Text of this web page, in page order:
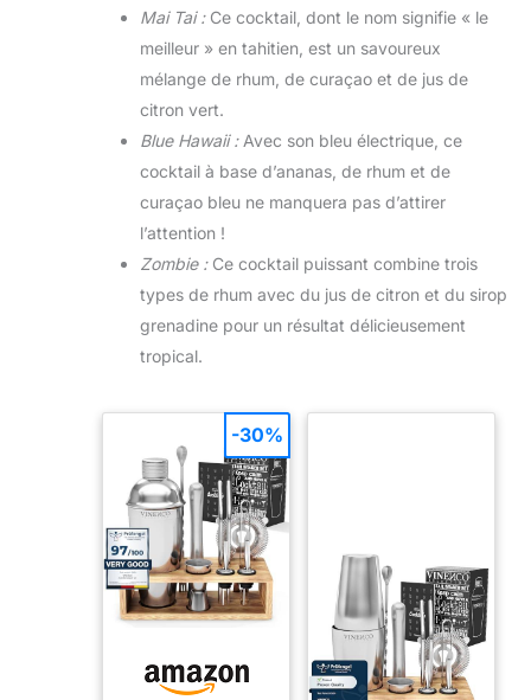
Mai Tai :Ce cocktail, dont le nom signifie « le
meilleur » en tahitien, est un savoureux
mélange de rhum, de curaçao et de jus de
citron vert.
Blue Hawaii :Avec son bleu électrique, ce
cocktail à base d’ananas, de rhum et de
curaçao bleu ne manquera pas d’attirer
l’attention !
Zombie :Ce cocktail puissant combine trois
types de rhum avec du jus de citron et du sirop
grenadine pour un résultat délicieusement
tropical.
-30%